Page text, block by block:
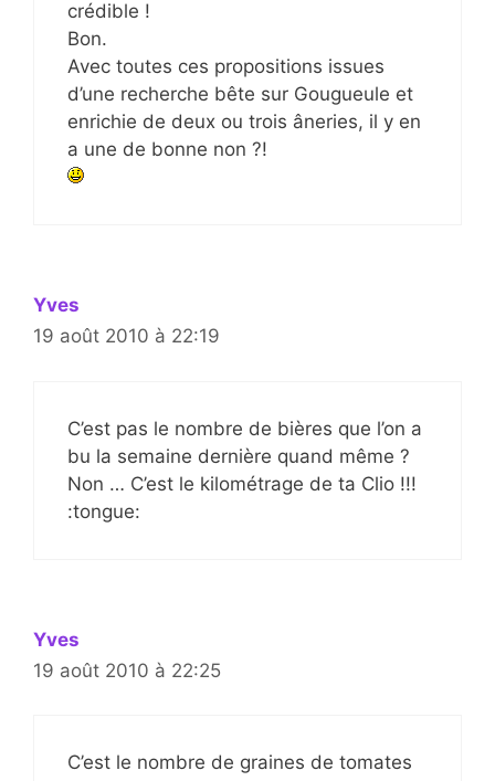
crédible !
Bon.
Avec toutes ces propositions issues
d’une recherche bête sur Gougueule et
enrichie de deux ou trois âneries, il y en
a une de bonne non ?!
Yves
19 août 2010 à 22:19
C’est pas le nombre de bières que l’on a
bu la semaine dernière quand même ?
Non … C’est le kilométrage de ta Clio !!!
:tongue:
Yves
19 août 2010 à 22:25
C’est le nombre de graines de tomates